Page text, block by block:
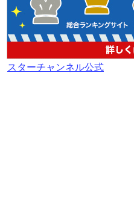
スターチャンネル公式